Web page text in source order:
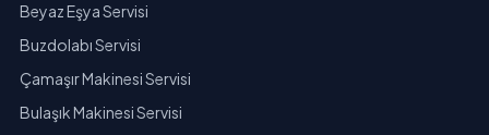
Beyaz Eşya Servisi
Buzdolabı Servisi
Çamaşır Makinesi Servisi
Bulaşık Makinesi Servisi